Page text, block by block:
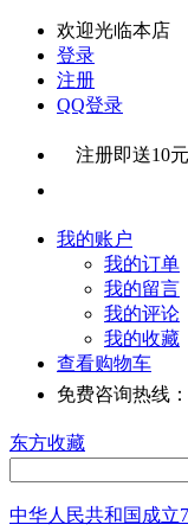
欢迎光临本店
登录
注册
QQ登录
注册即送10元
我的账户
我的订单
我的留言
我的评论
我的收藏
查看购物车
免费咨询热线：
东方收藏
中华人民共和国成立